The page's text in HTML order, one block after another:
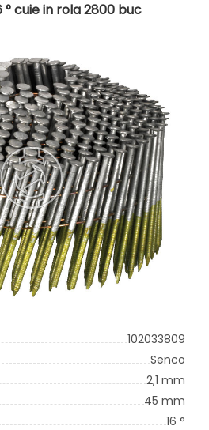
° cuie in rola 2800 buc
102033809
Senco
2,1 mm
45 mm
16 °